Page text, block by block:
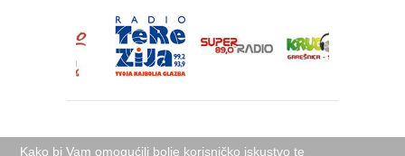
Kako bi Vam omogućili bolje korisničko iskustvo te